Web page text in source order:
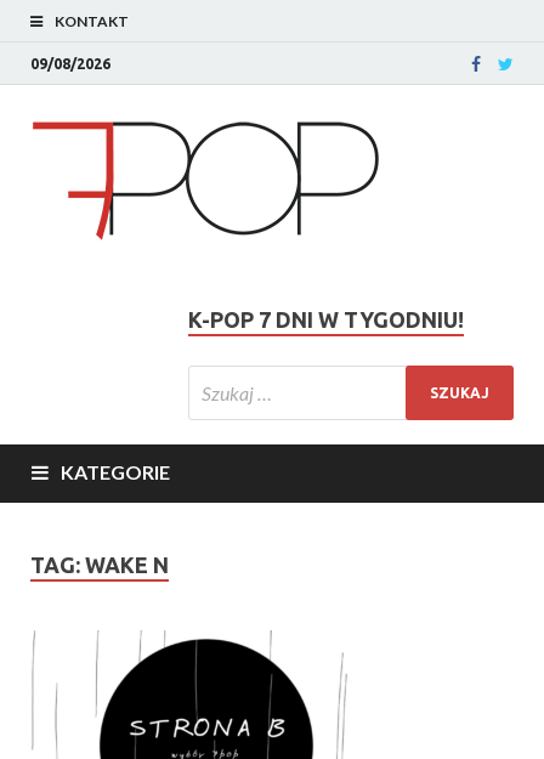
KONTAKT
09/08/2026
K-POP 7 DNI W TYGODNIU!
KATEGORIE
TAG: WAKE N